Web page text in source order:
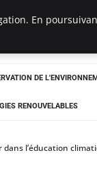
DE
RENOUVELABLES
l’éducation
En